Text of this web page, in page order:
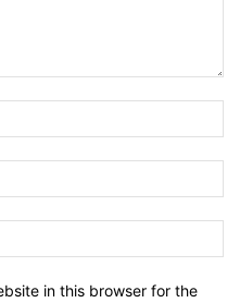
in this browser for the